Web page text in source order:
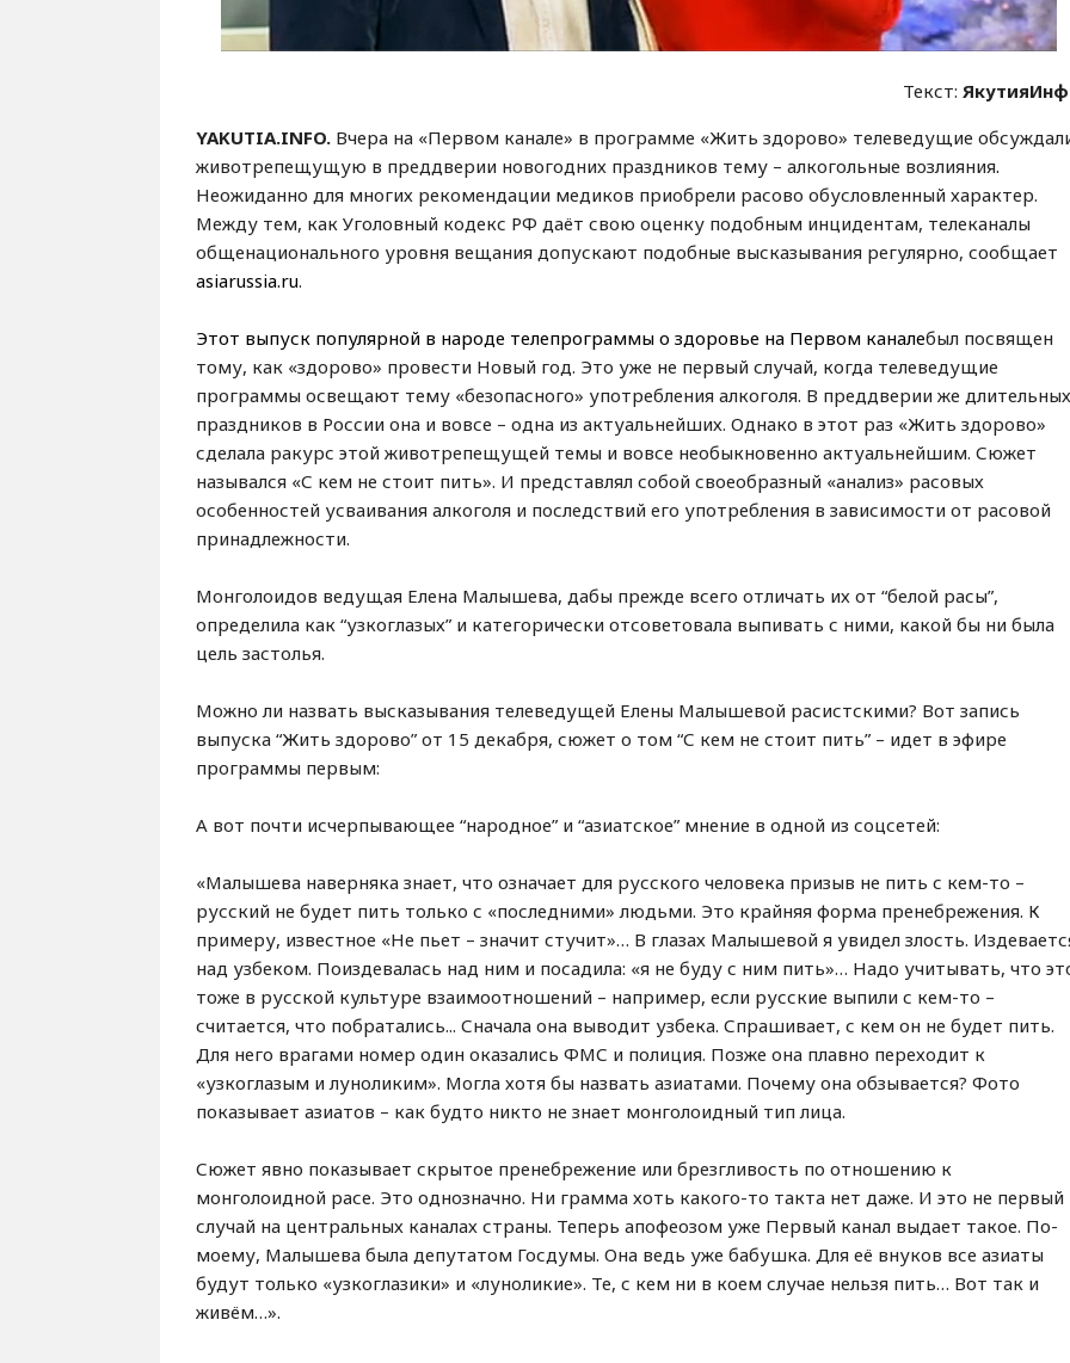
Текст:
YAKUTIA.INFO. Вчера на «Первом канале» в программе «Жить здорово» телеведущие
животрепещущую в преддверии новогодних праздников тему – алкогольные возлияния.
Неожиданно для многих рекомендации медиков приобрели расово обусловленный характер.
Между тем, как Уголовный кодекс РФ даёт свою оценку подобным инцидентам, телеканалы
общенационального уровня вещания допускают подобные высказывания регулярно, сообщает
asiarussia.ru.
Этот выпуск популярной в народе телепрограммы о здоровье на Первом каналебыл посвящен
тому, как «здорово» провести Новый год. Это уже не первый случай, когда телеведущие
программы освещают тему «безопасного» употребления алкоголя. В преддверии же длительных
праздников в России она и вовсе – одна из актуальнейших. Однако в этот раз «Жить здорово»
сделала ракурс этой животрепещущей темы и вовсе необыкновенно актуальнейшим. Сюжет
назывался «С кем не стоит пить». И представлял собой своеобразный «анализ» расовых
особенностей усваивания алкоголя и последствий его употребления в зависимости от расовой
принадлежности.
Монголоидов ведущая Елена Малышева, дабы прежде всего отличать их от “белой расы”,
определила как “узкоглазых” и категорически отсоветовала выпивать с ними, какой бы ни была
цель застолья.
Можно ли назвать высказывания телеведущей Елены Малышевой расистскими? Вот запись
выпуска “Жить здорово” от 15 декабря, сюжет о том “С кем не стоит пить” – идет в эфире
программы первым:
А вот почти исчерпывающее “народное” и “азиатское” мнение в одной из соцсетей:
«Малышева наверняка знает, что означает для русского человека призыв не пить с кем-то –
русский не будет пить только с «последними» людьми. Это крайняя форма пренебрежения. К
примеру, известное «Не пьет – значит стучит»… В глазах Малышевой я увидел злость.
над узбеком. Поиздевалась над ним и посадила: «я не буду с ним пить»… Надо учитывать, что
тоже в русской культуре взаимоотношений – например, если русские выпили с кем-то –
считается, что побратались... Сначала она выводит узбека. Спрашивает, с кем он не будет пить.
Для него врагами номер один оказались ФМС и полиция. Позже она плавно переходит к
«узкоглазым и луноликим». Могла хотя бы назвать азиатами. Почему она обзывается? Фото
показывает азиатов – как будто никто не знает монголоидный тип лица.
Сюжет явно показывает скрытое пренебрежение или брезгливость по отношению к
монголоидной расе. Это однозначно. Ни грамма хоть какого-то такта нет даже. И это не первый
случай на центральных каналах страны. Теперь апофеозом уже Первый канал выдает такое. По-
моему, Малышева была депутатом Госдумы. Она ведь уже бабушка. Для её внуков все азиаты
будут только «узкоглазики» и «луноликие». Те, с кем ни в коем случае нельзя пить… Вот так и
живём…».